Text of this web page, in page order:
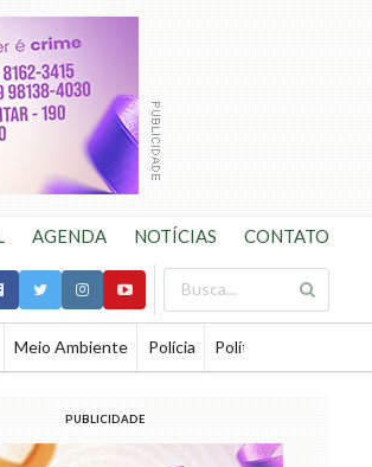
AGENDA NOTÍCIAS CONTATO
Meio Ambiente Polícia Política
PUBLICIDADE